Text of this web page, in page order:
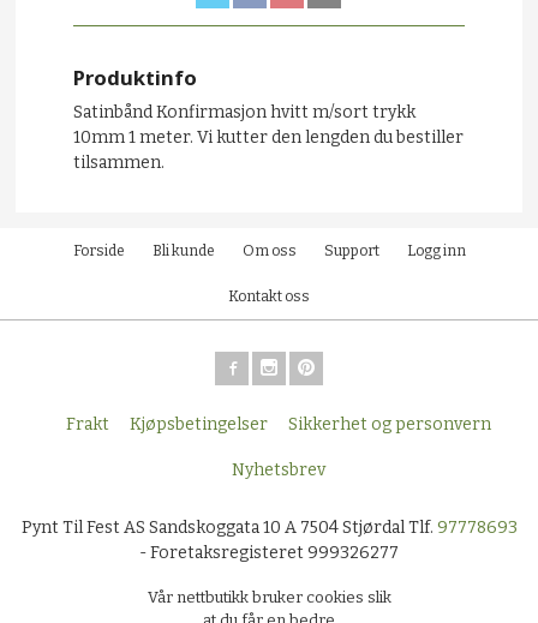
Produktinfo
Satinbånd Konfirmasjon hvitt m/sort trykk
10mm 1 meter. Vi kutter den lengden du bestiller
tilsammen.
Forside Bli kunde Om oss Support Logg inn
Kontakt oss
Frakt Kjøpsbetingelser Sikkerhet og personvern
Nyhetsbrev
Pynt Til Fest AS Sandskoggata 10 A 7504 Stjørdal Tlf. 97778693
- Foretaksregisteret 999326277
Vår nettbutikk bruker cookies slik